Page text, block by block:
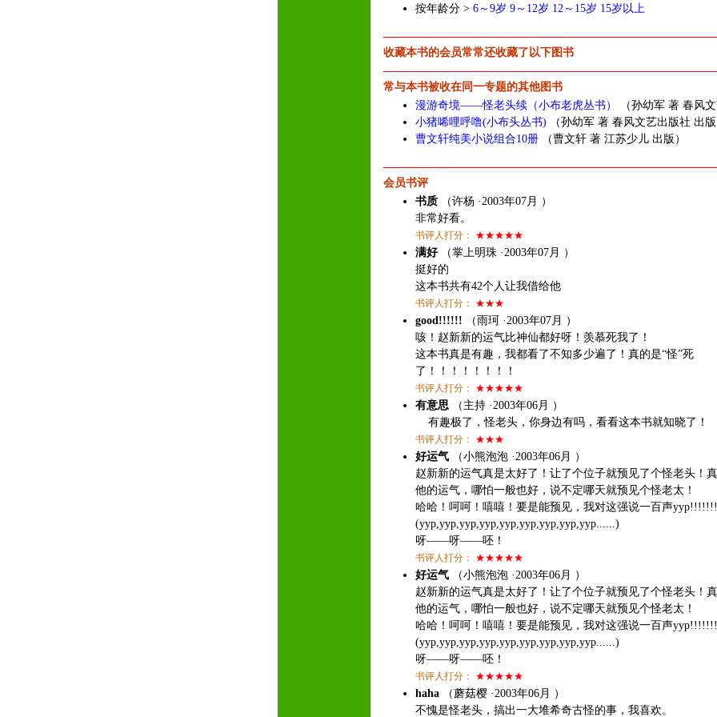
按年龄分 > 6～9岁 9～12岁 12～15岁 15岁以上
收藏本书的会员常常还收藏了以下图书
常与本书被收在同一专题的其他图书
漫游奇境——怪老头续（小布老虎丛书）
（孙幼军 著 春风文
小猪唏哩呼噜(小布头丛书) （孙幼军 著 春风文艺出版社 出版
曹文轩纯美小说组合10册 （曹文轩 著 江苏少儿 出版）
会员书评
书质 （许杨 ·2003年07月 ）
非常好看。
书评人打分： ★★★★★
满好（掌上明珠 ·2003年07月 ）
挺好的
这本书共有42个人让我借给他
书评人打分： ★★★
good!!!!!! （雨珂 ·2003年07月 ）
咳！赵新新的运气比神仙都好呀！羡慕死我了！
这本书真是有趣，我都看了不知多少遍了！真的是“怪”死
了！！！！！！！！
书评人打分： ★★★★★
有意思 （主持 ·2003年06月 ）
有趣极了，怪老头，你身边有吗，看看这本书就知晓了！
书评人打分： ★★★
好运气 （小熊泡泡 ·2003年06月 ）
赵新新的运气真是太好了！让了个位子就预见了个怪老头！
他的运气，哪怕一般也好，说不定哪天就预见个怪老太！
哈哈！呵呵！嘻嘻！要是能预见，我对这强说一百声
(yyp,yyp,yyp,yyp,yyp,yyp,yyp,yyp,yyp......)
呀——呀——呸！
书评人打分： ★★★★★
好运气 （小熊泡泡 ·2003年06月 ）
赵新新的运气真是太好了！让了个位子就预见了个怪老头！
他的运气，哪怕一般也好，说不定哪天就预见个怪老太！
哈哈！呵呵！嘻嘻！要是能预见，我对这强说一百声
(yyp,yyp,yyp,yyp,yyp,yyp,yyp,yyp,yyp......)
呀——呀——呸！
书评人打分： ★★★★★
haha
（蘑菇樱 ·2003年06月 ）
不愧是怪老头，搞出一大堆希奇古怪的事，我喜欢。